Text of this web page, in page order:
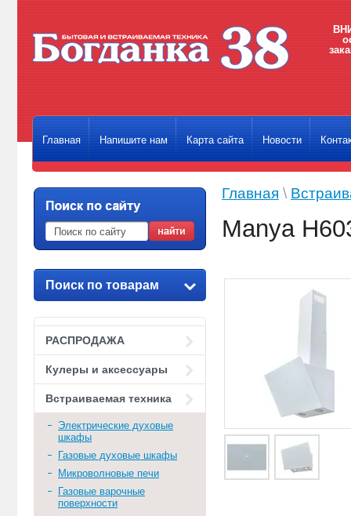
Главная Напишите нам Карта сайта Новости
Поиск по товарам
РАСПРОДАЖА
Кулеры и аксессуары
Встраиваемая техника
Электрические духовые
шкафы
Газовые духовые шкафы
Микроволновые печи
Газовые варочные
поверхности
Главная \
Manya